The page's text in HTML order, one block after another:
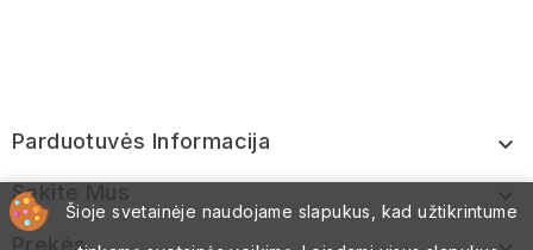
Parduotuvės Informacija 
Sekite Mus
Prekės
Šioje svetainėje naudojame slapukus, kad užtikrintume